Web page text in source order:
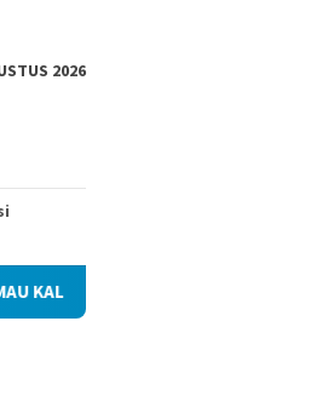
2026
YANG MUDA, TIGA KAKEK INI TURUT